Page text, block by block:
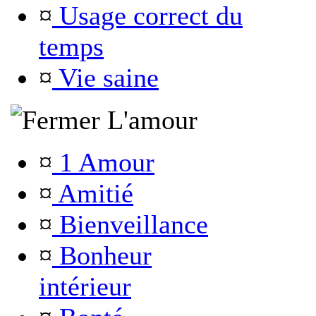
¤ Usage correct du
temps
¤ Vie saine
L'amour
¤ 1 Amour
¤ Amitié
¤ Bienveillance
¤ Bonheur
intérieur